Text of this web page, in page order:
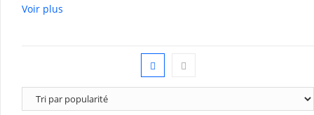
Voir plus